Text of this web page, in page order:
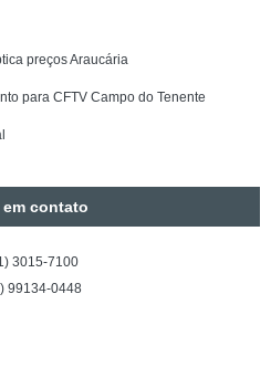
preços Araucária
para CFTV Campo do Tenente
em contato
3015-7100
99134-0448